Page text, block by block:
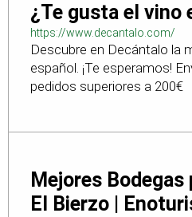
¿Te gusta el vino
https://www.decantalo.com/
Descubre en Decántalo la
español. ¡Te esperamos!
pedidos superiores a 200€
Mejores
El Bierzo |